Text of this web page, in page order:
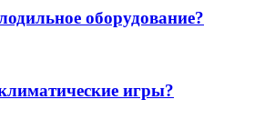
оборудование?
игры?